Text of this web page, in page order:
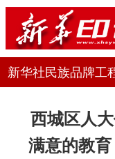
新华社民族品牌工
西城区人
满意的教